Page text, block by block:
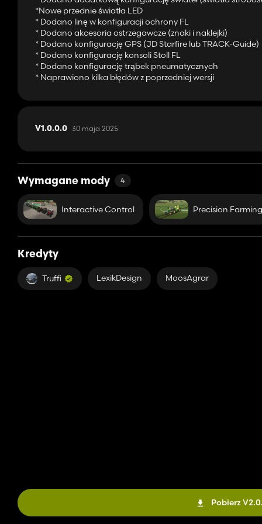
Proszę zachować tylko mój oryginalny link
*Nowe przednie światła LED
* Dodano linę w konfiguracji ochrony FL
* Dodano akcesoria ostrzegawcze (znaki i naklejki)
* Dodano konfigurację GPS (JD Starfire lub TRACK-Guide)
* Dodano konfigurację konsoli Stoll FL
* Dodano konfigurację trąbek pneumatycznych
* Naprawiono kilka błędów z poprzedniej wersji
V1.0.0.0 30 maja 2025
Wymagane mody 4
Interactive Control Precision Farming
Kredyty
Truffi LexikDesign MoosAgrar
Pobierz